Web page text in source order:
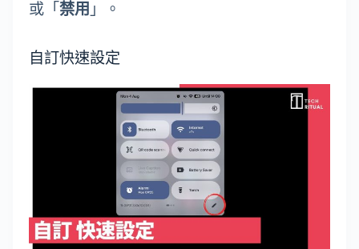
或「 禁用 」。
自訂快速設定